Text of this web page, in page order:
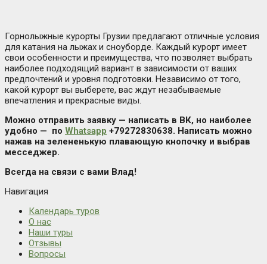
Горнолыжные курорты Грузии предлагают отличные условия
для катания на лыжах и сноуборде. Каждый курорт имеет
свои особенности и преимущества, что позволяет выбрать
наиболее подходящий вариант в зависимости от ваших
предпочтений и уровня подготовки. Независимо от того,
какой курорт вы выберете, вас ждут незабываемые
впечатления и прекрасные виды.
Можно отправить заявку — написать в ВК, но наиболее
удобно — по Whatsapp +79272830638. Написать можно
нажав на зелененькую плавающую кнопочку и выбрав
месседжер.
Всегда на связи с вами Влад!
Навигация
Календарь туров
О нас
Наши туры
Отзывы
Вопросы